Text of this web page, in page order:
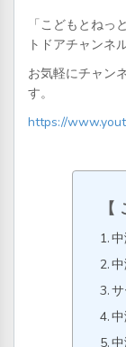
「こどもとねっ
トドアチャンネル
お気軽にチャン
す。
https://